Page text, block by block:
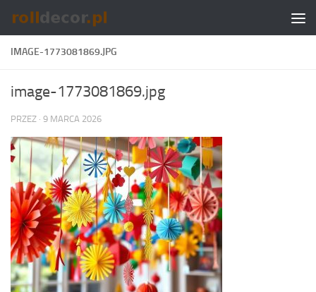
Skip to content
IMAGE-1773081869.JPG
image-1773081869.jpg
PRZEZ · 9 MARCA 2026